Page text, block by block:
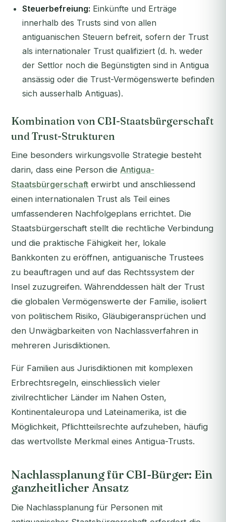
Steuerbefreiung: Einkünfte und Erträge
innerhalb des Trusts sind von allen
antiguanischen Steuern befreit, sofern der Trust
als internationaler Trust qualifiziert (d. h. weder
der Settlor noch die Begünstigten sind in Antigua
ansässig oder die Trust-Vermögenswerte befinden
sich ausserhalb Antiguas).
Kombination von CBI-Staatsbürgerschaft
und Trust-Strukturen
Eine besonders wirkungsvolle Strategie besteht
darin, dass eine Person die Antigua-
Staatsbürgerschaft erwirbt und anschliessend
einen internationalen Trust als Teil eines
umfassenderen Nachfolgeplans errichtet. Die
Staatsbürgerschaft stellt die rechtliche Verbindung
und die praktische Fähigkeit her, lokale
Bankkonten zu eröffnen, antiguanische Trustees
zu beauftragen und auf das Rechtssystem der
Insel zuzugreifen. Währenddessen hält der Trust
die globalen Vermögenswerte der Familie, isoliert
von politischem Risiko, Gläubigeransprüchen und
den Unwägbarkeiten von Nachlassverfahren in
mehreren Jurisdiktionen.
Für Familien aus Jurisdiktionen mit komplexen
Erbrechtsregeln, einschliesslich vieler
zivilrechtlicher Länder im Nahen Osten,
Kontinentaleuropa und Lateinamerika, ist die
Möglichkeit, Pflichtteilsrechte aufzuheben, häufig
das wertvollste Merkmal eines Antigua-Trusts.
Nachlassplanung für CBI-Bürger: Ein
ganzheitlicher Ansatz
Die Nachlassplanung für Personen mit